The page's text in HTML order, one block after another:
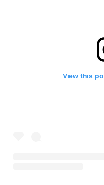
View this